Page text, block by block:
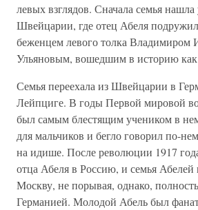
левых взглядов. Сначала семья
Швейцарии, где отец Абеля
беженцем левого толка Владимиром
Ульяновым, вошедшим в историю
Семья переехала из Швейцарии в
Лейпциге. В годы Первой мировой
был самым блестящим учеником в
для мальчиков и бегло говорил по-
на идише. После революции 1917
отца Абеля в Россию, и семья Абелей
Москву, не порывая, однако,
Германией. Молодой Абель был